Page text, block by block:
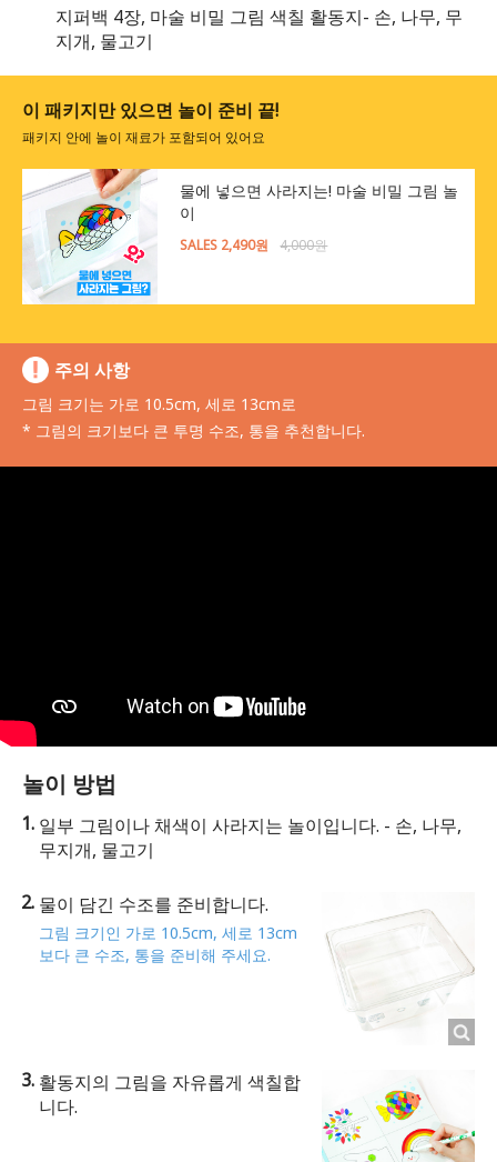
지퍼백 4장, 마술 비밀 그림 색칠 활동지- 손, 나무, 무
지개, 물고기
이 패키지만 있으면 놀이 준비 끝!
패키지 안에 놀이 재료가 포함되어 있어요
물에 넣으면 사라지는! 마술 비밀 그림 놀
이
SALES 2,490원 4,000원
주의 사항
그림 크기는 가로 10.5cm, 세로 13cm로
* 그림의 크기보다 큰 투명 수조, 통을 추천합니다.
놀이 방법
일부 그림이나 채색이 사라지는 놀이입니다. - 손, 나무,
무지개, 물고기
물이 담긴 수조를 준비합니다.
그림 크기인 가로 10.5cm, 세로 13cm
보다 큰 수조, 통을 준비해 주세요.
활동지의 그림을 자유롭게 색칠합
니다.